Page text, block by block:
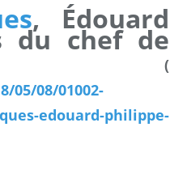
, Édouard
du chef de
(
08/01002-
edouard-philippe-